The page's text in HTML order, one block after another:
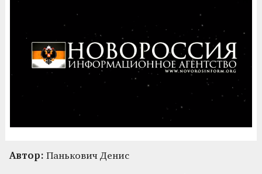
Автор: Панькович Денис